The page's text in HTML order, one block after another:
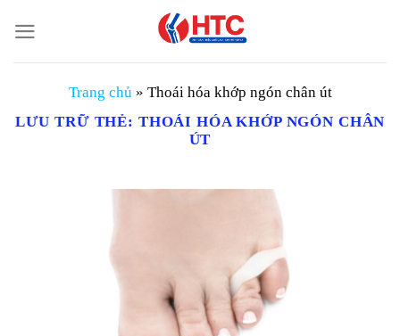
đến
nội
Trang chủ » Thoái hóa khớp ngón chân út
LƯU TRỮ THẺ: THOÁI HÓA KHỚP NGÓN CHÂN
ÚT